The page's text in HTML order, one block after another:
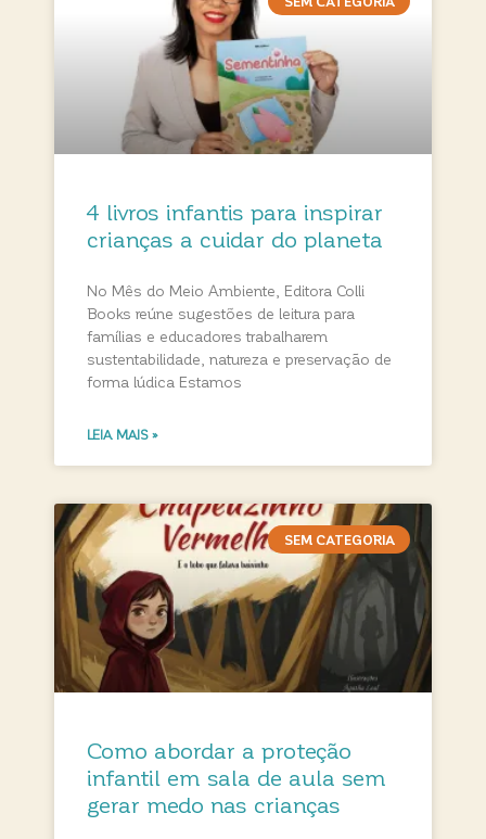
4 livros infantis para inspirar
crianças a cuidar do planeta
No Mês do Meio Ambiente, Editora Colli
Books reúne sugestões de leitura para
famílias e educadores trabalharem
sustentabilidade, natureza e preservação de
forma lúdica Estamos
LEIA MAIS »
SEM CATEGORIA
Como abordar a proteção
infantil em sala de aula sem
gerar medo nas crianças